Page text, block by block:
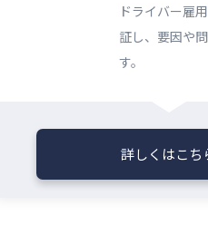
ドライバー雇
証し、要因や
す。
詳しくはこち